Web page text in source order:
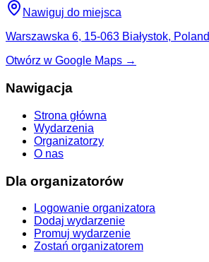
Nawiguj do miejsca
Warszawska 6, 15-063 Białystok, Poland
Otwórz w Google Maps →
Nawigacja
Strona główna
Wydarzenia
Organizatorzy
O nas
Dla organizatorów
Logowanie organizatora
Dodaj wydarzenie
Promuj wydarzenie
Zostań organizatorem